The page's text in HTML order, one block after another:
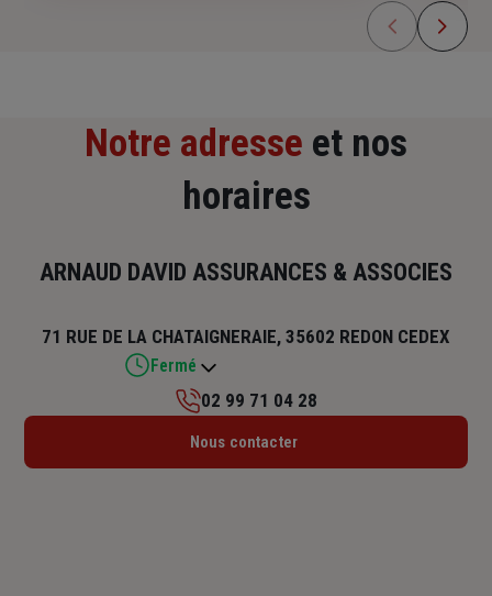
Notre adresse et nos
horaires
ARNAUD DAVID ASSURANCES & ASSOCIES
71 RUE DE LA CHATAIGNERAIE, 35602 REDON CEDEX
Fermé
Lundi : 09h – 12h / 14h – 18h
02 99 71 04 28
Nous contacter